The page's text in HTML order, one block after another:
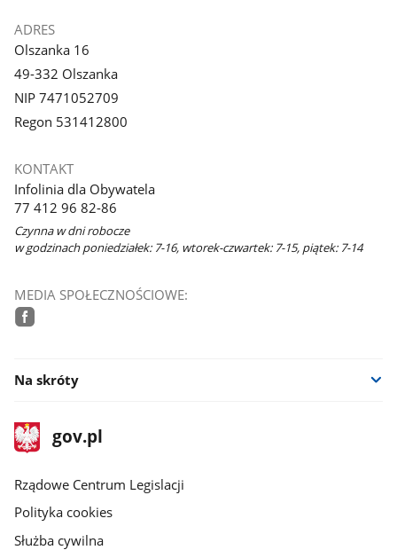
ADRES
Olszanka 16
49-332 Olszanka
NIP 7471052709
Regon 531412800
KONTAKT
Infolinia dla Obywatela
77 412 96 82-86
Czynna w dni robocze
w godzinach poniedziałek: 7-16, wtorek-czwartek: 7-15, piątek: 7-14
MEDIA SPOŁECZNOŚCIOWE:
Na skróty
stopka
gov.plStrona
gov.pl
Rządowe Centrum Legislacji
Polityka cookies
Służba cywilna